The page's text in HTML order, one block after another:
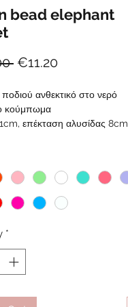
bead elephant
Regular
€11.20Sale
ποδιού ανθεκτικό στο νερό
κούμπωμα
επέκταση αλυσίδας 8cm
*